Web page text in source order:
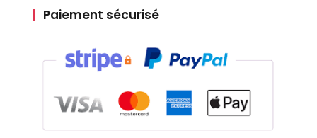
Paiement sécurisé